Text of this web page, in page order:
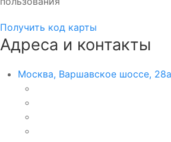
Получить код карты
Адреса и контакты
Москва, Варшавское шоссе, 28а